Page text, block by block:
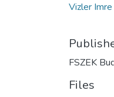
Vizler Imre
FSZEK
Files